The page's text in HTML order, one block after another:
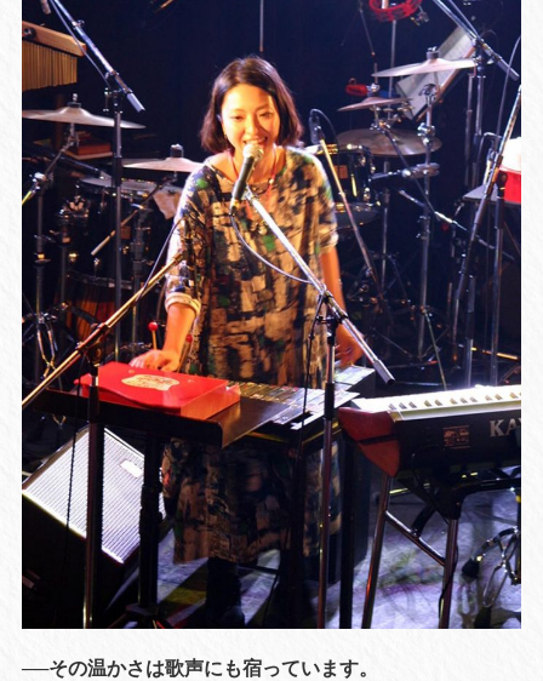
──その温かさは歌声にも宿っています。